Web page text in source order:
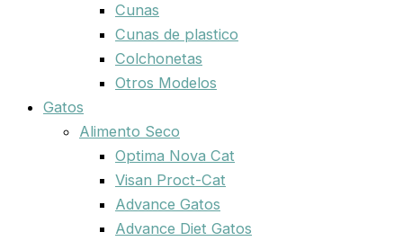
Cunas
Cunas de plastico
Colchonetas
Otros Modelos
Gatos
Alimento Seco
Optima Nova Cat
Visan Proct-Cat
Advance Gatos
Advance Diet Gatos